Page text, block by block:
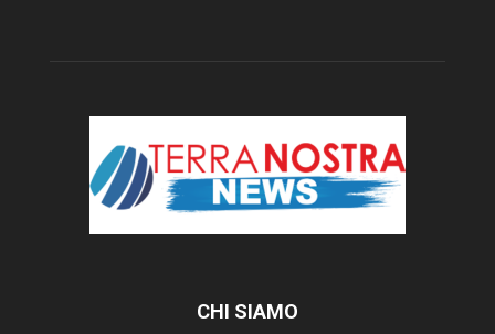
CHI SIAMO